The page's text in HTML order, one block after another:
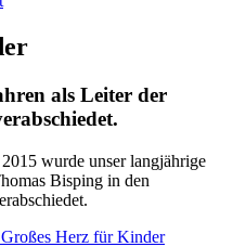
als Leiter der
wurde unser langjährige
Bisping in den
Herz für Kinder